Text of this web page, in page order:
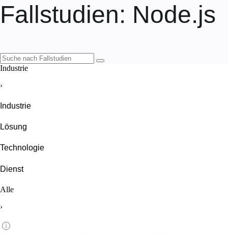
Fallstudien: Node.js
Industrie
›
Industrie
Lösung
Technologie
Dienst
Alle
›